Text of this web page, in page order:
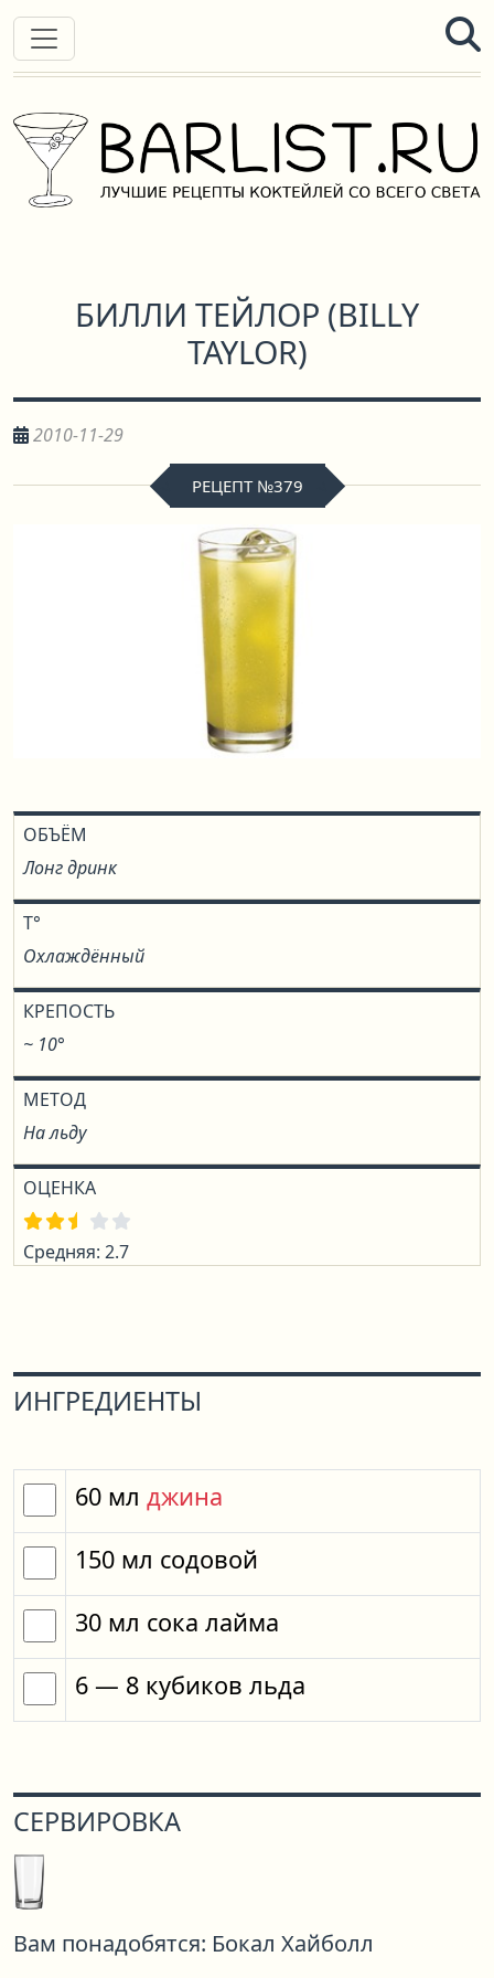
БИЛЛИ ТЕЙЛОР (BILLY
TAYLOR)
2010-11-29
РЕЦЕПТ №379
ОБЪЁМ
Лонг дринк
T°
Охлаждённый
КРЕПОСТЬ
~ 10°
МЕТОД
На льду
ОЦЕНКА
Средняя: 2.7
ИНГРЕДИЕНТЫ
60 мл джина
150 мл содовой
30 мл сока лайма
6 — 8 кубиков льда
СЕРВИРОВКА
Вам понадобятся: Бокал Хайболл